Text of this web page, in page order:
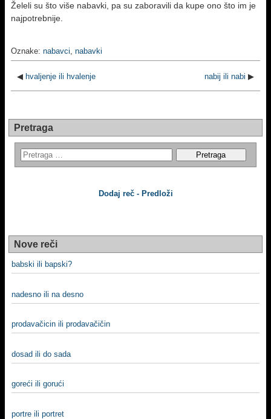
Želeli su što više nabavki, pa su zaboravili da kupe ono što im je
najpotrebnije.
Oznake: nabavci, nabavki
◀ hvaljenje ili hvalenje nabij ili nabi ▶
Pretraga
Dodaj reč - Predloži
Nove reči
babski ili bapski?
nadesno ili na desno
prodavačicin ili prodavačičin
dosad ili do sada
goreći ili gorući
portre ili portret